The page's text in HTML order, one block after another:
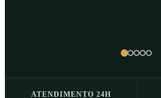
ATENDIMENTO 24H